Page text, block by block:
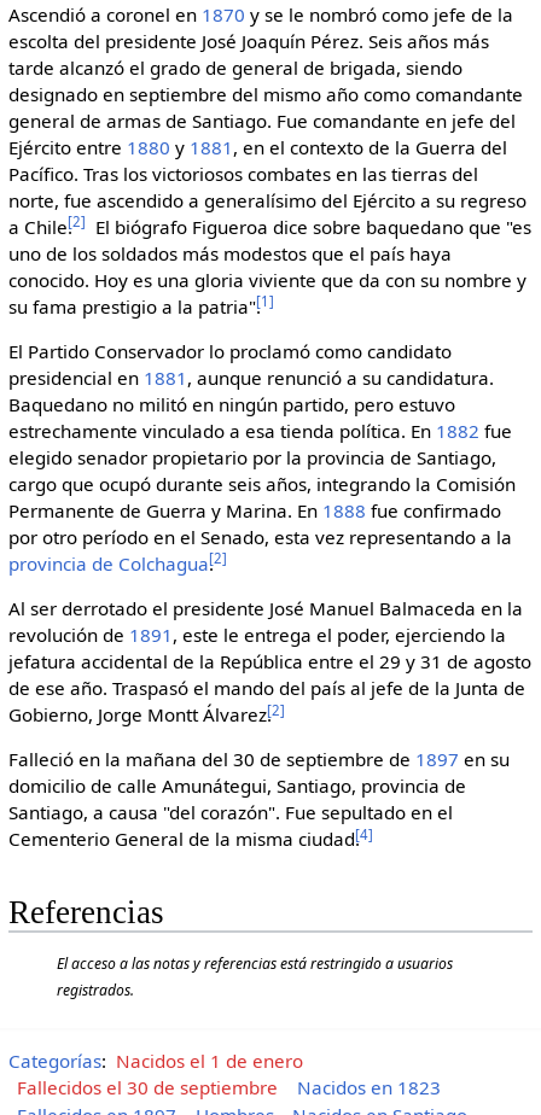
Ascendió a coronel en 1870 y se le nombró como jefe de la
escolta del presidente José Joaquín Pérez. Seis años más
tarde alcanzó el grado de general de brigada, siendo
designado en septiembre del mismo año como comandante
general de armas de Santiago. Fue comandante en jefe del
Ejército entre 1880 y 1881 , en el contexto de la Guerra del
Pacífico. Tras los victoriosos combates en las tierras del
norte, fue ascendido a generalísimo del Ejército a su regreso
a Chile.[2]
El biógrafo Figueroa dice sobre baquedano que "es
uno de los soldados más modestos que el país haya
conocido. Hoy es una gloria viviente que da con su nombre y
su fama prestigio a la patria".
[1 ]
El Partido Conservador lo proclamó como candidato
presidencial en 1881 , aunque renunció a su candidatura.
Baquedano no militó en ningún partido, pero estuvo
estrechamente vinculado a esa tienda política. En 1882 fue
elegido senador propietario por la provincia de Santiago,
cargo que ocupó durante seis años, integrando la Comisión
Permanente de Guerra y Marina. En 1888 fue confirmado
por otro período en el Senado, esta vez representando a la
provincia de Colchagua.[2]
Al ser derrotado el presidente José Manuel Balmaceda en la
revolución de 1891 , este le entrega el poder, ejerciendo la
jefatura accidental de la República entre el 29 y 31 de agosto
de ese año. Traspasó el mando del país al jefe de la Junta de
Gobierno, Jorge Montt Álvarez.
[2]
Falleció en la mañana del 30 de septiembre de 1897 en su
domicilio de calle Amunátegui, Santiago, provincia de
Santiago, a causa "del corazón". Fue sepultado en el
Cementerio General de la misma ciudad.[4]
Referencias
El acceso a las notas y referencias está restringido a usuarios
registrados.
Categorías: Nacidos el 1 de enero
Fallecidos el 30 de septiembre
Nacidos en 1823